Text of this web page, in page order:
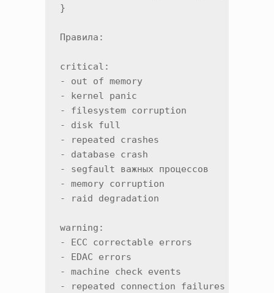
}
Правила:
critical:
- out of memory
- kernel panic
- filesystem corruption
- disk full
- repeated crashes
- database crash
- segfault важных процессов
- memory corruption
- raid degradation
warning:
- ECC correctable errors
- EDAC errors
- machine check events
- repeated connection failures